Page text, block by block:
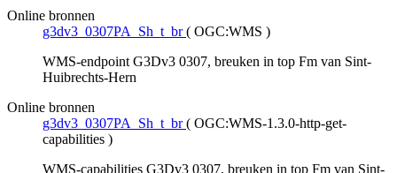
Online bronnen
g3dv3_0307PA_Sh_t_br ( OGC:WMS )
WMS-endpoint G3Dv3 0307, breuken in top Fm van Sint-
Huibrechts-Hern
Online bronnen
g3dv3_0307PA_Sh_t_br ( OGC:WMS-1.3.0-http-get-
capabilities )
WMS-capabilities G3Dv3 0307, breuken in top Fm van Sint-